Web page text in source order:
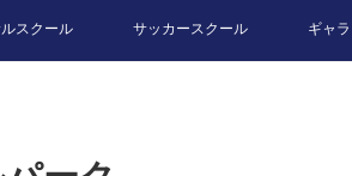
スクール サッカースクール ギャ